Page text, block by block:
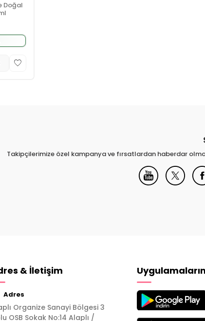
Doğal
Takipçilerimize özel kampanya ve fırsatlardan haberdar
& İletişim
Adres
Organize Sanayi Bölgesi 3
OSB Sokak No:14 Alaplı /